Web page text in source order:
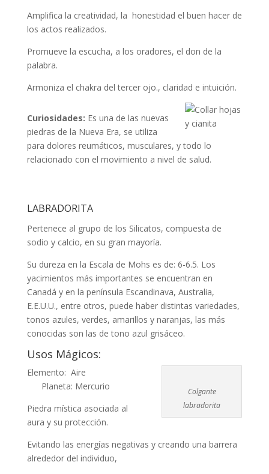
Amplifica la creatividad, la honestidad el buen hacer de
los actos realizados.
Promueve la escucha, a los oradores, el don de la
palabra.
Armoniza el chakra del tercer ojo., claridad e intuición.
Curiosidades: Es una de las nuevas
piedras de la Nueva Era, se utiliza
para dolores reumáticos, musculares, y todo lo
relacionado con el movimiento a nivel de salud.
LABRADORITA
Pertenece al grupo de los Silicatos, compuesta de
sodio y calcio, en su gran mayoría.
Su dureza en la Escala de Mohs es de: 6-6.5. Los
yacimientos más importantes se encuentran en
Canadá y en la península Escandinava, Australia,
E.E.U.U., entre otros, puede haber distintas variedades,
tonos azules, verdes, amarillos y naranjas, las más
conocidas son las de tono azul grisáceo.
Usos Mágicos:
Colgante
labradorita
Elemento: Aire
Planeta: Mercurio
Piedra mística asociada al
aura y su protección.
Evitando las energías negativas y creando una barrera
alrededor del individuo,